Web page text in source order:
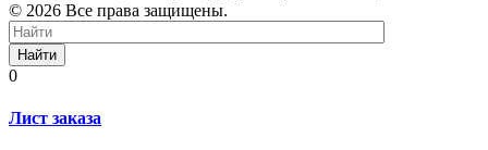
© 2026 Все права защищены.
Найти
0
Лист заказа